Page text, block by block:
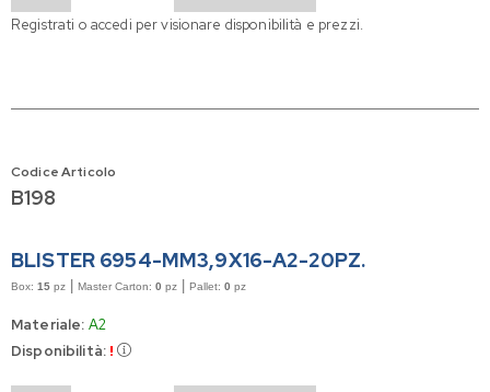
Registrati o accedi per visionare disponibilità e prezzi.
Codice Articolo
B198
BLISTER 6954-MM3,9X16-A2-20PZ.
Box: 15 pz Master Carton: 0 pz Pallet: 0 pz
Materiale: A2
Disponibilità: !